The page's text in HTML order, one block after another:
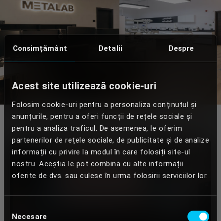
Consimțământ Detalii Despre
Acest site utilizează cookie-uri
Folosim cookie-uri pentru a personaliza conținutul și
anunțurile, pentru a oferi funcții de rețele sociale și
pentru a analiza traficul. De asemenea, le oferim
partenerilor de rețele sociale, de publicitate și de analize
informații cu privire la modul în care folosiți site-ul
nostru. Aceștia le pot combina cu alte informații
oferite de dvs. sau culese în urma folosirii serviciilor lor.
Necesare